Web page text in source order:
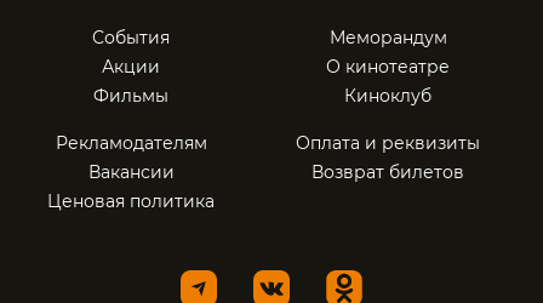
События
Акции
Фильмы
Меморандум
О кинотеатре
Киноклуб
Рекламодателям
Вакансии
Ценовая политика
Оплата и реквизиты
Возврат билетов